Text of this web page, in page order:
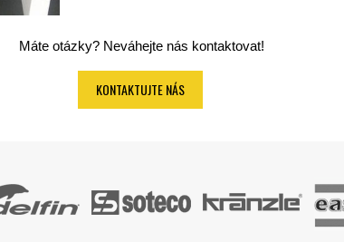
Máte otázky? Neváhejte nás kontaktovat!
KONTAKTUJTE NÁS